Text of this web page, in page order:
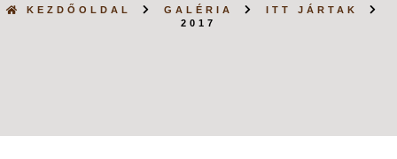
KEZDŐOLDAL GALÉRIA
ITT JÁRTAK
2017